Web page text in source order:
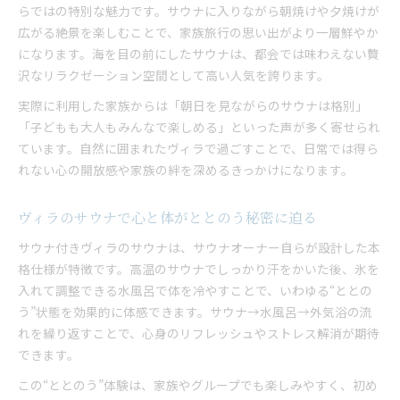
らではの特別な魅力です。サウナに入りながら朝焼けや夕焼けが
広がる絶景を楽しむことで、家族旅行の思い出がより一層鮮やか
になります。海を目の前にしたサウナは、都会では味わえない贅
沢なリラクゼーション空間として高い人気を誇ります。
実際に利用した家族からは「朝日を見ながらのサウナは格別」
「子どもも大人もみんなで楽しめる」といった声が多く寄せられ
ています。自然に囲まれたヴィラで過ごすことで、日常では得ら
れない心の開放感や家族の絆を深めるきっかけになります。
ヴィラのサウナで心と体がととのう秘密に迫る
サウナ付きヴィラのサウナは、サウナオーナー自らが設計した本
格仕様が特徴です。高温のサウナでしっかり汗をかいた後、氷を
入れて調整できる水風呂で体を冷やすことで、いわゆる“ととの
う”状態を効果的に体感できます。サウナ→水風呂→外気浴の流
れを繰り返すことで、心身のリフレッシュやストレス解消が期待
できます。
この“ととのう”体験は、家族やグループでも楽しみやすく、初め